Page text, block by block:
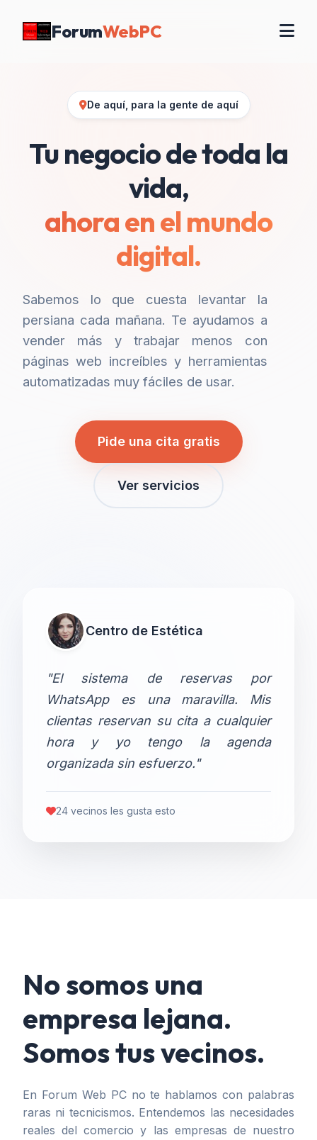
ForumWebPC
De aquí, para la gente de aquí
Tu negocio de toda la
vida,
ahora en el mundo
digital.
Sabemos lo que cuesta levantar la
persiana cada mañana. Te ayudamos a
vender más y trabajar menos con
páginas web increíbles y herramientas
automatizadas muy fáciles de usar.
Pide una cita gratis
Ver servicios
Centro de Estética
"El sistema de reservas por
WhatsApp es una maravilla. Mis
clientas reservan su cita a cualquier
hora y yo tengo la agenda
organizada sin esfuerzo."
24 vecinos les gusta esto
No somos una
empresa lejana.
Somos tus vecinos.
En Forum Web PC no te hablamos con palabras
raras ni tecnicismos. Entendemos las necesidades
reales del comercio y las empresas de nuestro